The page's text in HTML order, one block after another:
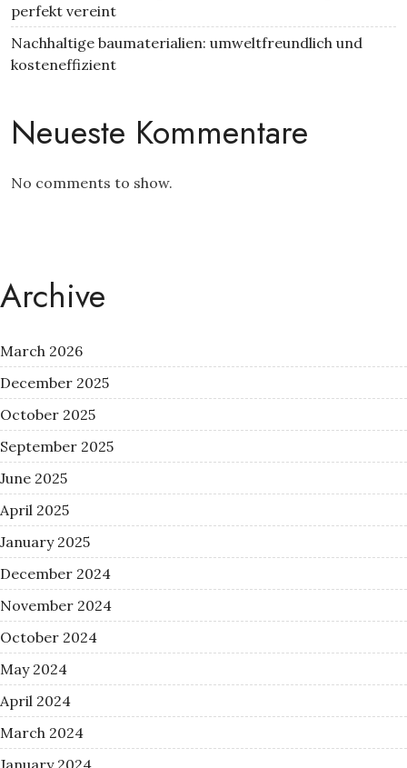
perfekt vereint
Nachhaltige baumaterialien: umweltfreundlich und
kosteneffizient
Neueste Kommentare
No comments to show.
Archive
March 2026
December 2025
October 2025
September 2025
June 2025
April 2025
January 2025
December 2024
November 2024
October 2024
May 2024
April 2024
March 2024